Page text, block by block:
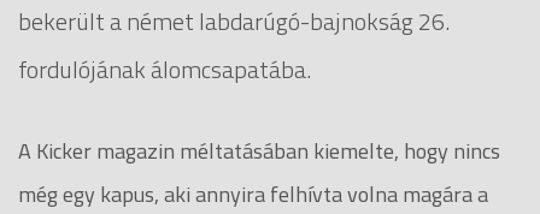
bekerült a német labdarúgó-bajnokság 26.
fordulójának álomcsapatába.
A Kicker magazin méltatásában kiemelte, hogy nincs
még egy kapus, aki annyira felhívta volna magára a